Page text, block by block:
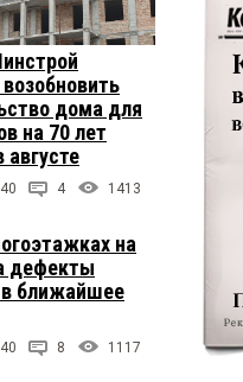
дома для
на 70 лет
августе
4 1413
на
дефекты
в ближайшее
8 1117